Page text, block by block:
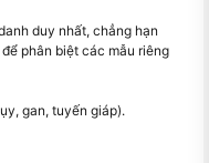
duy nhất, chẳng hạn
phân biệt các mẫu riêng
gan, tuyến giáp).